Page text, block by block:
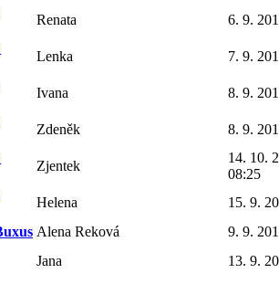
Renata
6. 9.
Lenka
7. 9.
Ivana
8. 9.
Zdeněk
8. 9.
Zjentek
14. 10.
08:25
Helena
15. 9.
Alena Reková
9. 9.
Jana
13. 9.